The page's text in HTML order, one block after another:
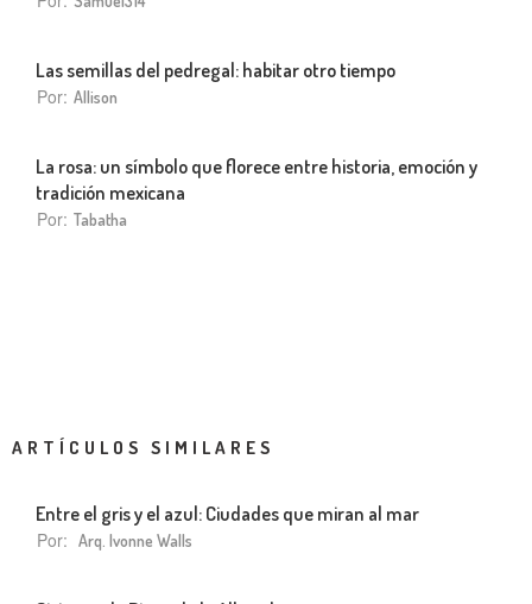
Las semillas del pedregal: habitar otro tiempo
Por: Allison
La rosa: un símbolo que florece entre historia, emoción y
tradición mexicana
Por: Tabatha
ARTÍCULOS SIMILARES
Entre el gris y el azul: Ciudades que miran al mar
Por: Arq. Ivonne Walls